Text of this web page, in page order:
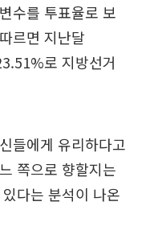
수를 투표율로 보
르면 지난달
로 지방선거
들에게 유리하다고
쪽으로 향할지는
다는 분석이 나온